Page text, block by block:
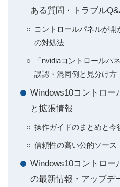
ある質問・トラブル
コントロールパネルが
の対処法
「nvidiaコントロールパ
誤認・混同例と見分け方
Windows10コントロー
と拡張情報
操作ガイドのまとめと今
信頼性の高い公的ソース
Windows10コントロー
の最新情報・アップデ